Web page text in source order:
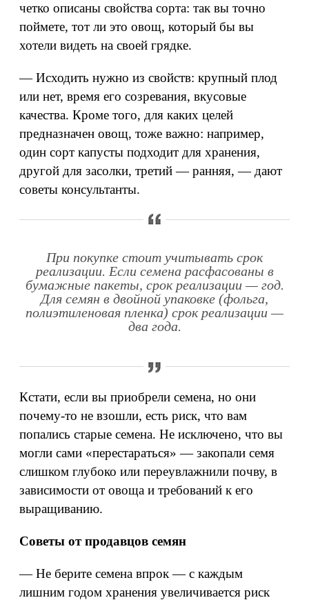
четко описаны свойства сорта: так вы точно
поймете, тот ли это овощ, который бы вы
хотели видеть на своей грядке.
— Исходить нужно из свойств: крупный плод
или нет, время его созревания, вкусовые
качества. Кроме того, для каких целей
предназначен овощ, тоже важно: например,
один сорт капусты подходит для хранения,
другой для засолки, третий — ранняя, — дают
советы консультанты.
При покупке стоит учитывать срок
реализации. Если семена расфасованы в
бумажные пакеты, срок реализации — год.
Для семян в двойной упаковке (фольга,
полиэтиленовая пленка) срок реализации —
два года.
Кстати, если вы приобрели семена, но они
почему-то не взошли, есть риск, что вам
попались старые семена. Не исключено, что вы
могли сами «перестараться» — закопали семя
слишком глубоко или переувлажнили почву, в
зависимости от овоща и требований к его
выращиванию.
Советы от продавцов семян
— Не берите семена впрок — с каждым
лишним годом хранения увеличивается риск